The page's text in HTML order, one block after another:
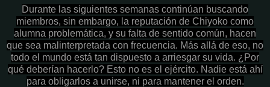
Durante las siguientes semanas continúan buscando
miembros, sin embargo, la reputación de Chiyoko como
alumna problemática, y su falta de sentido común, hacen
que sea malinterpretada con frecuencia. Más allá de eso, no
todo el mundo está tan dispuesto a arriesgar su vida. ¿Por
qué deberían hacerlo? Esto no es el ejército. Nadie está ahí
para obligarlos a unirse, ni para mantener el orden.